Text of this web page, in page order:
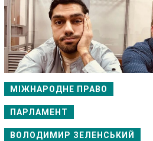
МІЖНАРОДНЕ ПРАВО
ПАРЛАМЕНТ
ВОЛОДИМИР ЗЕЛЕНСЬКИЙ